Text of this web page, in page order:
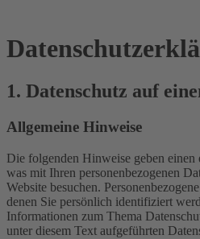
1. Datenschutz auf
Allgemeine Hinweise
Die folgenden Hinweise geben
was mit Ihren personenbezogenen
Website besuchen.
denen Sie persönlich identifiziert
Informationen zum Thema
unter diesem Text aufgeführten